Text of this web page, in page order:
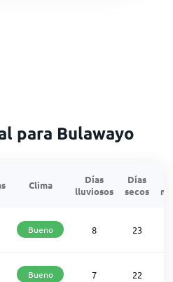
para Bulawayo
Clima
Días
lluviosos
Días
secos
Bueno 8 23
Bueno 7 22